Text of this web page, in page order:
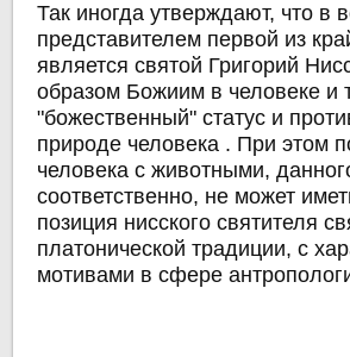
Так иногда утверждают, что в
представителем первой из
является святой Григорий
образом Божиим в человеке
"божественный" статус и
природе человека . При этом
человека с животными,
соответственно, не может
позиция нисского святителя
платонической традиции, с
мотивами в сфере